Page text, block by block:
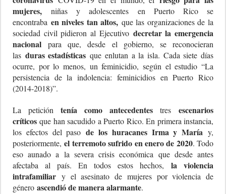
mujeres, niñas y adolescentes en Puerto Rico se
encontraba en niveles tan altos, que las organizaciones de la
sociedad civil pidieron al Ejecutivo decretar la emergencia
nacional para que, desde el gobierno, se reconocieran
las duras estadísticas que enlutan a la isla. Cada siete días
ocurre, por lo menos, un feminicidio, según el estudio “La
persistencia de la indolencia: feminicidios en Puerto Rico
(2014-2018)”.
La peticióntenía como antecedentestresescenarios
críticos que han sacudido a Puerto Rico. En primera instancia,
los efectos del pasode los huracanes Irma y María y,
posteriormente,el terremoto sufrido en enero de 2020. Todo
eso aunado a la severa crisis económica que desde antes
afectaba al país. En todos estos hechos, la violencia
intrafamiliar y el asesinato de mujeres por violencia de
género ascendió de manera alarmante.